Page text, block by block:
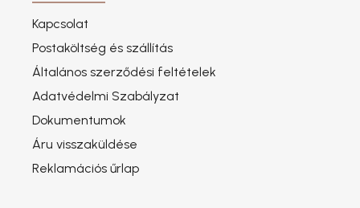
Kapcsolat
Postaköltség és szállítás
Általános szerződési feltételek
Adatvédelmi Szabályzat
Dokumentumok
Áru visszaküldése
Reklamációs űrlap